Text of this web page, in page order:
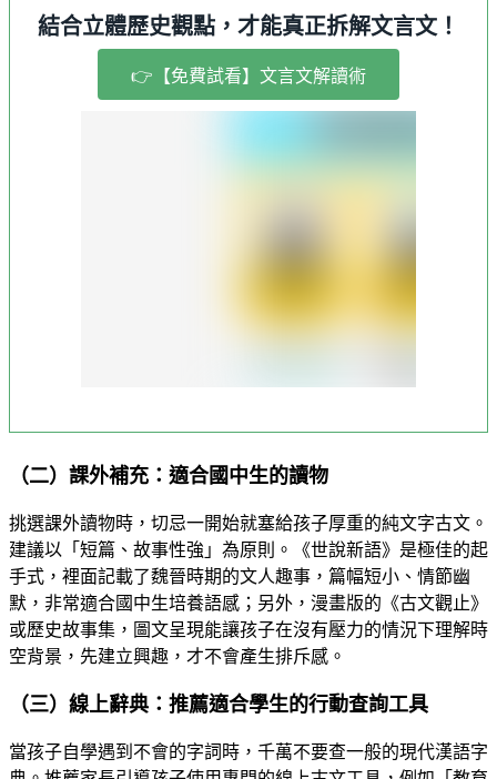
結合立體歷史觀點，才能真正拆解文言文！
👉【免費試看】文言文解讀術
（二）課外補充：適合國中生的讀物
挑選課外讀物時，切忌一開始就塞給孩子厚重的純文字古文。
建議以「短篇、故事性強」為原則。《世說新語》是極佳的起
手式，裡面記載了魏晉時期的文人趣事，篇幅短小、情節幽
默，非常適合國中生培養語感；另外，漫畫版的《古文觀止》
或歷史故事集，圖文呈現能讓孩子在沒有壓力的情況下理解時
空背景，先建立興趣，才不會產生排斥感。
（三）線上辭典：推薦適合學生的行動查詢工具
當孩子自學遇到不會的字詞時，千萬不要查一般的現代漢語字